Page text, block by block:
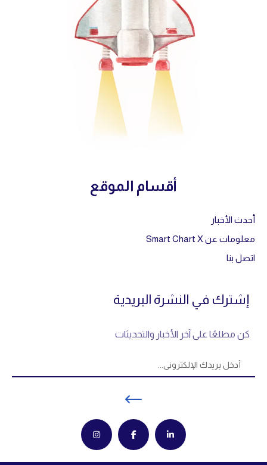
أقسام الموقع
أحدث الأخبار
معلومات عن Smart Chart X
اتصل بنا
إشترك في النشرة البريدية
كن مطلعًا على آخر الأخبار والتحديثات